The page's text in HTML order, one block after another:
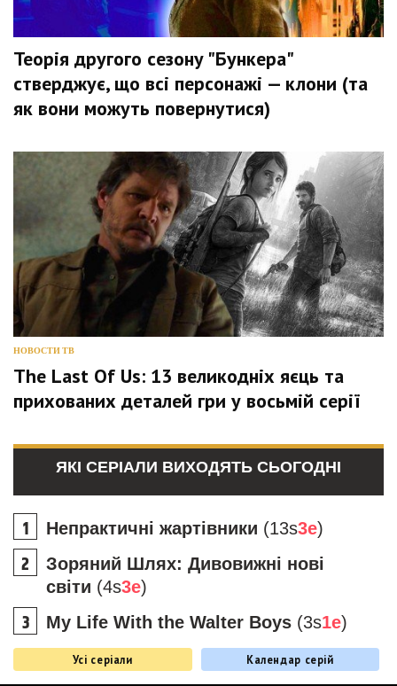
Теорія другого сезону "Бункера"
стверджує, що всі персонажі — клони (та
як вони можуть повернутися)
НОВОСТИ ТВ
The Last Of Us: 13 великодніх яєць та
прихованих деталей гри у восьмій серії
ЯКІ СЕРІАЛИ ВИХОДЯТЬ СЬОГОДНІ
Непрактичні жартівники (13s3e)
Зоряний Шлях: Дивовижні нові
світи (4s3e)
My Life With the Walter Boys (3s1e)
Усі серіали Календар серій